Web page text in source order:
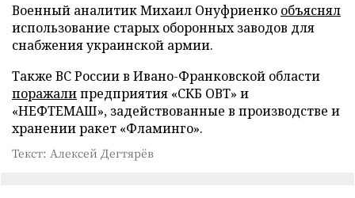
Военный аналитик Михаил Онуфриенко объяснял
использование старых оборонных заводов для
снабжения украинской армии.
Также ВС России в Ивано-Франковской области
поражалипредприятия «СКБ ОВТ» и
«НЕФТЕМАШ», задействованные в производстве и
хранении ракет «Фламинго».
Текст: Алексей Дегтярёв